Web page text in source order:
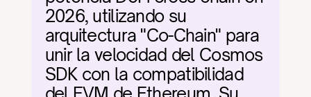
2026, utilizando su
arquitectura "Co-Chain" para
unir la velocidad del Cosmos
SDK con la compatibilidad